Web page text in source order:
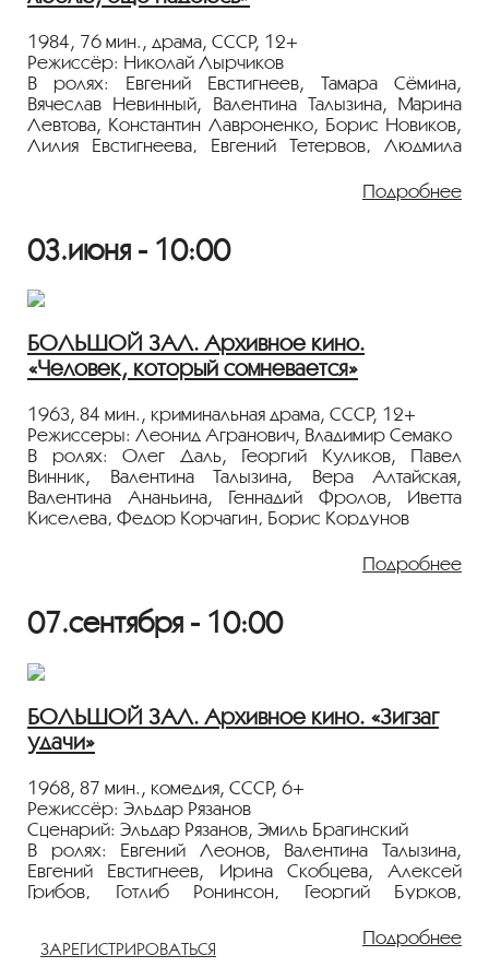
1984, 76 мин., драма, СССР, 12+
Режиссёр: Николай Лырчиков
В ролях: Евгений Евстигнеев, Тамара Сёмина,
Вячеслав Невинный, Валентина Талызина, Марина
Левтова, Константин Лавроненко, Борис Новиков,
Лилия Евстигнеева, Евгений Тетервов, Людмила
Всю свою жизнь герой фильма любил одну
бабушка. С ее замужеством он смирился и был все
эти годы преданным другом. Пройдет время - и
однажды в новогодний вечер она постучит в его
дверь...
Показ пройдёт с плёнки 35 мм из коллекции
Госфильмофонда России.
Лента представлена в рамках программы
«ПЕРСОНА. Валентина Талызина» .
Подробнее
03.июня - 10:00
БОЛЬШОЙ ЗАЛ. Архивное кино.
«Человек, который сомневается»
1963, 84 мин., криминальная драма, СССР, 12+
Режиссеры: Леонид Агранович, Владимир Семако
В ролях: Олег Даль, Георгий Куликов, Павел
Винник, Валентина Талызина, Вера Алтайская,
Валентина Ананьина, Геннадий Фролов, Иветта
Киселева, Федор Корчагин, Борис Кордунов
Следователю Лекареву поручено выехать в
далекий сибирский город и заново расследовать
виновность осужденного Бориса Дуленко
вызывает сомнение. Путем длительных и сложных
поисков Лекареву удается установить
непричастность к убийству осужденного и найти
настоящих убийц.
Показ пройдёт с плёнки 35 мм из коллекции
Лента представлена в рамках
программы«ПЕРСОНА. Олег Даль».
Подробнее
07.сентября - 10:00
БОЛЬШОЙ ЗАЛ. Архивное кино. «Зигзаг
удачи»
1968, 87 мин., комедия, СССР, 6+
Режиссёр: Эльдар Рязанов
Сценарий: Эльдар Рязанов, Эмиль Брагинский
В ролях: Евгений Леонов, Валентина Талызина,
Евгений Евстигнеев, Ирина Скобцева, Алексей
Грибов, Готлиб Ронинсон, Георгий Бурков,
Подробнее
ЗАРЕГИСТРИРОВАТЬСЯ